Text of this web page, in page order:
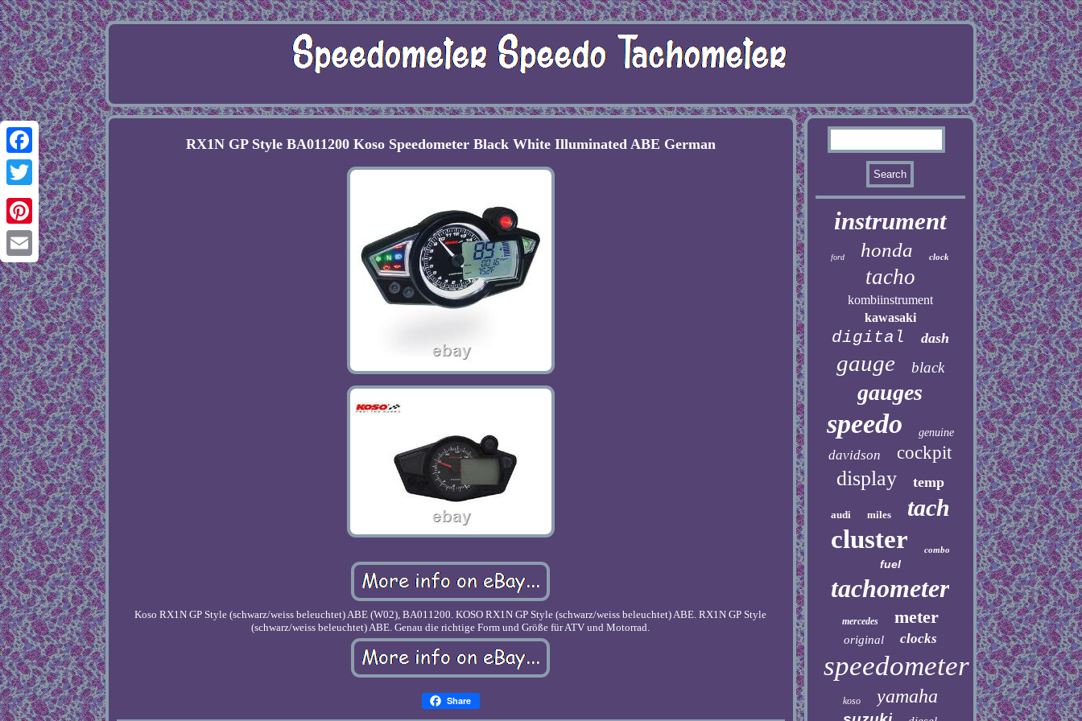
Facebook
Twitter
Pinterest
Email
RX1N GP Style BA011200 Koso Speedometer Black White Illuminated ABE German
Koso RX1N GP Style (schwarz/weiss beleuchtet) ABE (W02), BA011200. KOSO RX1N GP Style (schwarz/weiss beleuchtet) ABE. RX1N GP Style
(schwarz/weiss beleuchtet) ABE. Genau die richtige Form und Größe für ATV und Motorrad.
Share
instrument
ford honda clock
tacho
kombiinstrument
kawasaki
digital dash
gauge black
gauges
speedo genuine
davidson cockpit
display temp
audi miles tach
cluster combo
fuel
tachometer
mercedes meter
original clocks
speedometer
koso yamaha